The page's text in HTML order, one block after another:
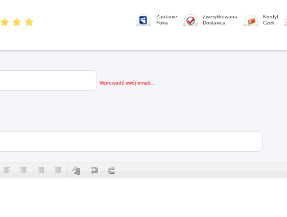
Zaufanie
Foka
Zweryfikowana
Dostawca
Kredyt
Czek
Wprowadź swój email...